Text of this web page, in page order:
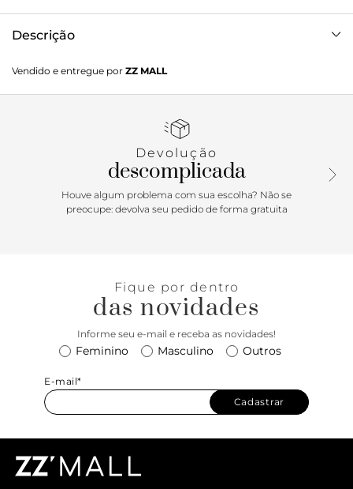
Descrição
traz a elegância do visual minimalista em um design cheio
de personalidade! Com fechamento de fivela no tornozelo,
detalhe do salto escultural médio. Uma aposta sexy e
Vendido e entregue por ZZ MALL
Devolução
descomplicada
Houve algum problema com sua escolha? Não se
preocupe: devolva seu pedido de forma gratuita
Fique por dentro
das novidades
Informe seu e-mail e receba as novidades!
Feminino Masculino Outros
E-mail*
Cadastrar